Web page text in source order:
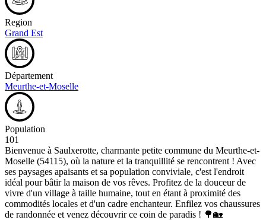
Region
Grand Est
Département
Meurthe-et-Moselle
Population
101
Bienvenue à Saulxerotte, charmante petite commune du Meurthe-et-
Moselle (54115), où la nature et la tranquillité se rencontrent ! Avec
ses paysages apaisants et sa population conviviale, c'est l'endroit
idéal pour bâtir la maison de vos rêves. Profitez de la douceur de
vivre d'un village à taille humaine, tout en étant à proximité des
commodités locales et d'un cadre enchanteur. Enfilez vos chaussures
de randonnée et venez découvrir ce coin de paradis ! 🌳🏡